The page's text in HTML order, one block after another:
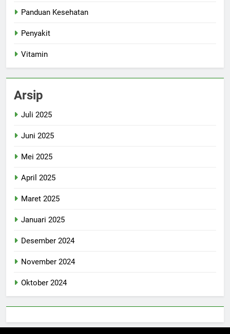
Panduan Kesehatan
Penyakit
Vitamin
Arsip
Juli 2025
Juni 2025
Mei 2025
April 2025
Maret 2025
Januari 2025
Desember 2024
November 2024
Oktober 2024